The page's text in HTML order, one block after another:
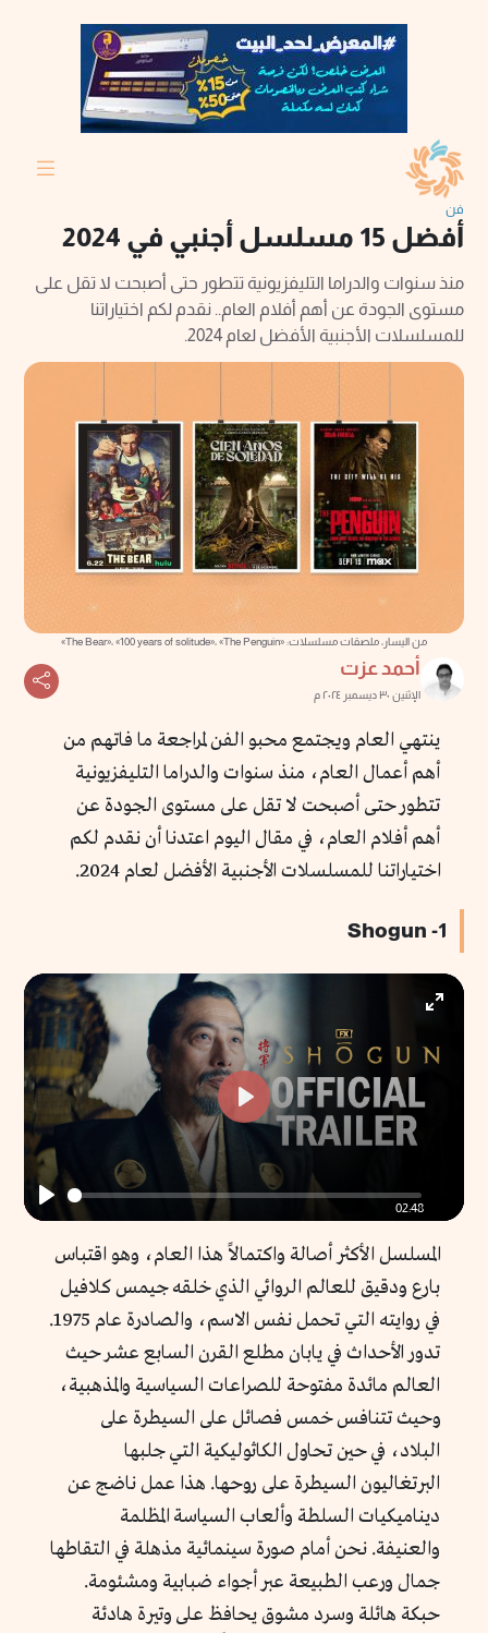
فن
أفضل 15 مسلسل أجنبي في 2024
منذ سنوات والدراما التليفزيونية تتطور حتى أصبحت لا تقل على
مستوى الجودة عن أهم أفلام العام.. نقدم لكم اختياراتنا
للمسلسلات الأجنبية الأفضل لعام 2024.
من اليسار، ملصقات مسلسلات: «The Bear»، «100 years of solitude»، «The Penguin»
أحمد عزت
الإثنين ٣٠ ديسمبر ٢٠٢٤ م
ينتهي العام ويجتمع محبو الفن لمراجعة ما فاتهم من
أهم أعمال العام، منذ سنوات والدراما التليفزيونية
تتطور حتى أصبحت لا تقل على مستوى الجودة عن
أهم أفلام العام، في مقال اليوم اعتدنا أن نقدم لكم
اختياراتنا للمسلسلات الأجنبية الأفضل لعام 2024.
1- Shogun
Play
02:48
Play
المسلسل الأكثر أصالة واكتمالاً هذا العام، وهو اقتباس
بارع ودقيق للعالم الروائي الذي خلقه جيمس كلافيل
في روايته التي تحمل نفس الاسم، والصادرة عام 1975.
تدور الأحداث في يابان مطلع القرن السابع عشر حيث
العالم مائدة مفتوحة للصراعات السياسية والمذهبية،
وحيث تتنافس خمس فصائل على السيطرة على
البلاد، في حين تحاول الكاثوليكية التي جلبها
البرتغاليون السيطرة على روحها. هذا عمل ناضج عن
ديناميكيات السلطة وألعاب السياسة المظلمة
والعنيفة. نحن أمام صورة سينمائية مذهلة في التقاطها
جمال ورعب الطبيعة عبر أجواء ضبابية ومشئومة.
حبكة هائلة وسرد مشوق يحافظ على وتيرة هادئة